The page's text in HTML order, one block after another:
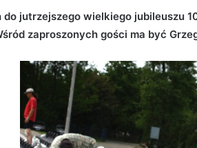
jutrzejszego wielkiego jubileuszu
zaproszonych gości ma być